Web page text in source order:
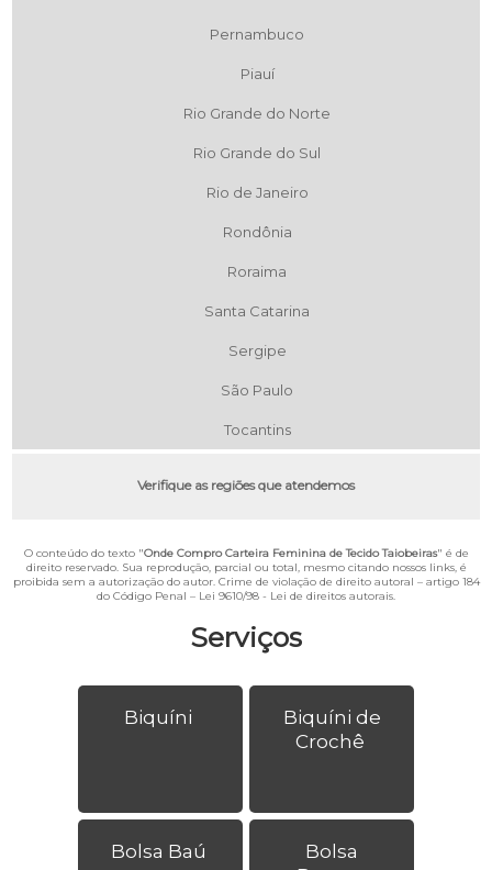
Serviços
Biquíni
Biquíni de
Crochê
Bolsa Baú
Bolsa
Pernambuco
Piauí
Rio Grande do Norte
Rio Grande do Sul
Rio de Janeiro
Rondônia
Roraima
Santa Catarina
Sergipe
São Paulo
Tocantins
Verifique as regiões que atendemos
O conteúdo do texto "Onde Compro Carteira Feminina de Tecido Taiobeiras" é de
direito reservado. Sua reprodução, parcial ou total, mesmo citando nossos links, é
proibida sem a autorização do autor. Crime de violação de direito autoral – artigo 184
do Código Penal – Lei 9610/98 - Lei de direitos autorais.